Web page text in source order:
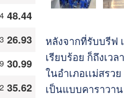
หลังจากที่รับบรีฟ
เรียบร้อย ก็ถึงเว
ในอำเภอเเม่สร
เป็นแบบคาราวา